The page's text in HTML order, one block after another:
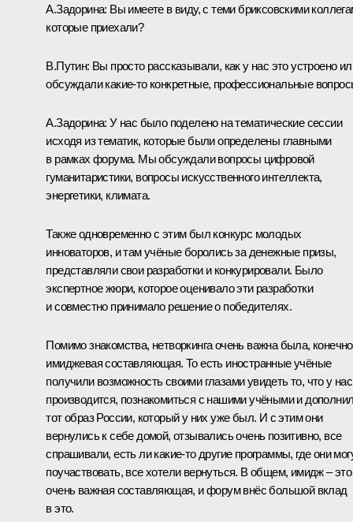
А.Задорина: Вы имеете в виду, с теми бриксовскими
которые приехали?
В.Путин: Вы просто рассказывали, как у нас это устроено
обсуждали какие-то конкретные, профессиональные
А.Задорина:У нас было поделено на тематические сессии
исходя из тематик, которые были определены главными
в рамках форума. Мы обсуждали вопросы цифровой
гуманитаристики, вопросы искусственного интеллекта,
энергетики, климата.
Также одновременно с этим был конкурс молодых
инноваторов, и там учёные боролись за денежные призы,
представляли свои разработки и конкурировали. Было
экспертное жюри, которое оценивало эти разработки
и совместно принимало решение о победителях.
Помимо знакомства, нетворкинга очень важна была,
имиджевая составляющая. То есть иностранные учёные
получили возможность своими глазами увидеть то, что у нас
производится, познакомиться с нашими учёными и
тот образ России, который у них уже был. И с этим они
вернулись к себе домой, отзывались очень позитивно, все
спрашивали, есть ли какие-то другие программы, где они
поучаствовать, все хотели вернуться. В общем, имидж – это
очень важная составляющая, и форум внёс большой вклад
в это.